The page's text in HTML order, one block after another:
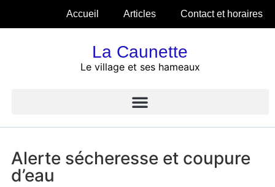
Accueil Articles Contact et horaires
La Caunette
Le village et ses hameaux
Alerte sécheresse et coupure
d’eau